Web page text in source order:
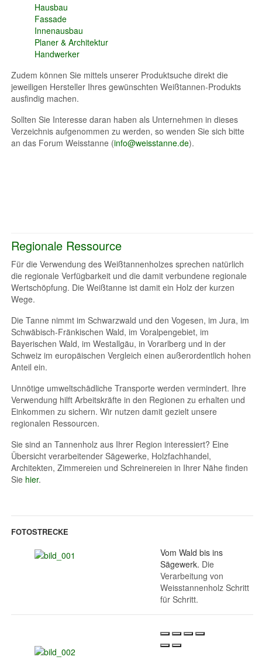
Hausbau
Fassade
Innenausbau
Planer & Architektur
Handwerker
Zudem können Sie mittels unserer Produktsuche direkt die
jeweiligen Hersteller Ihres gewünschten Weißtannen-Produkts
ausfindig machen.
Sollten Sie Interesse daran haben als Unternehmen in dieses
Verzeichnis aufgenommen zu werden, so wenden Sie sich bitte
an das Forum Weisstanne (info@weisstanne.de).
Regionale Ressource
Für die Verwendung des Weißtannenholzes sprechen natürlich
die regionale Verfügbarkeit und die damit verbundene regionale
Wertschöpfung. Die Weißtanne ist damit ein Holz der kurzen
Wege.
Die Tanne nimmt im Schwarzwald und den Vogesen, im Jura, im
Schwäbisch-Fränkischen Wald, im Voralpengebiet, im
Bayerischen Wald, im Westallgäu, in Vorarlberg und in der
Schweiz im europäischen Vergleich einen außerordentlich hohen
Anteil ein.
Unnötige umweltschädliche Transporte werden vermindert. Ihre
Verwendung hilft Arbeitskräfte in den Regionen zu erhalten und
Einkommen zu sichern. Wir nutzen damit gezielt unsere
regionalen Ressourcen.
Sie sind an Tannenholz aus Ihrer Region interessiert? Eine
Übersicht verarbeitender Sägewerke, Holzfachhandel,
Architekten, Zimmereien und Schreinereien in Ihrer Nähe finden
Sie hier.
FOTOSTRECKE
Vom Wald bis ins
Sägewerk. Die
Verarbeitung von
Weisstannenholz Schritt
für Schritt.